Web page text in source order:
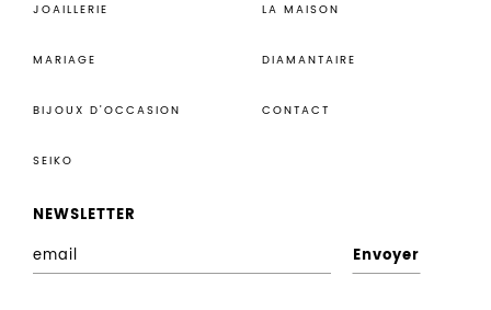
JOAILLERIE
MARIAGE
BIJOUX D’OCCASION
SEIKO
LA MAISON
DIAMANTAIRE
CONTACT
NEWSLETTER
n